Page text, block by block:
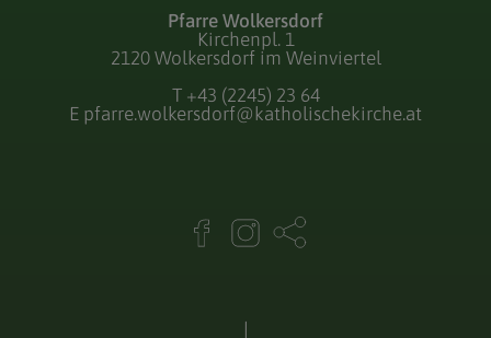
Pfarre Wolkersdorf
Kirchenpl. 1
2120 Wolkersdorf im Weinviertel
T +43 (2245) 23 64
E pfarre.wolkersdorf@katholischekirche.at